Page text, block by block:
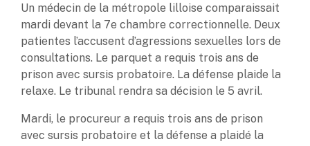
Un médecin de la métropole lilloise comparaissait
mardi devant la 7e chambre correctionnelle. Deux
patientes l’accusent d’agressions sexuelles lors de
consultations. Le parquet a requis trois ans de
prison avec sursis probatoire. La défense plaide la
relaxe. Le tribunal rendra sa décision le 5 avril.
Mardi, le procureur a requis trois ans de prison
avec sursis probatoire et la défense a plaidé la